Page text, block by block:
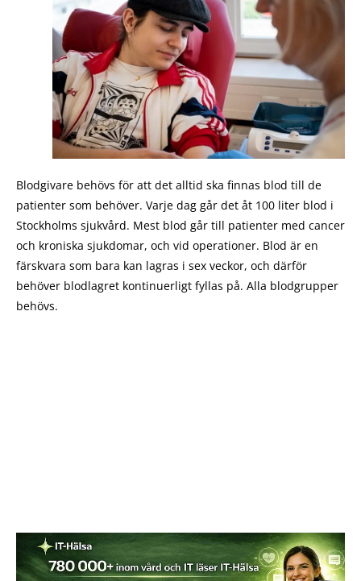
Blodgivare behövs för att det alltid ska finnas blod till de
patienter som behöver. Varje dag går det åt 100 liter blod i
Stockholms sjukvård. Mest blod går till patienter med cancer
och kroniska sjukdomar, och vid operationer. Blod är en
färskvara som bara kan lagras i sex veckor, och därför
behöver blodlagret kontinuerligt fyllas på. Alla blodgrupper
behövs.